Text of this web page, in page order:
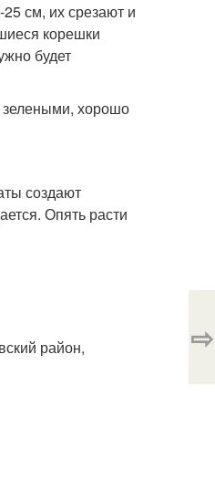
см, их срезают и
корешки
будет
зелеными, хорошо
создают
Опять расти
район,
⇨